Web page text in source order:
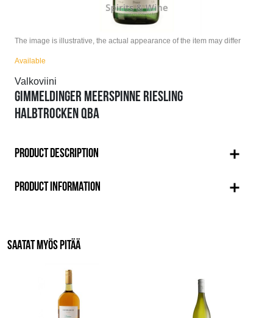
The image is illustrative, the actual appearance of the item may differ
Available
Valkoviini
GIMMELDINGER MEERSPINNE RIESLING
HALBTROCKEN QBA
PRODUCT DESCRIPTION
PRODUCT INFORMATION
SAATAT MYÖS PITÄÄ